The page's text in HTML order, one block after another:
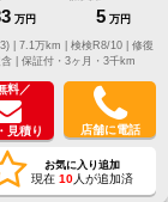
万円 5 万円
修復
| 保証付・3ヶ月・3千km
料／
見積り 店舗に電話
お気に入り追加
現在 10人が追加済